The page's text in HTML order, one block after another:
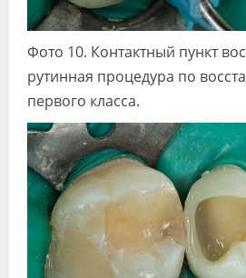
Фото 10. Контактный пункт
рутинная процедура по
первого класса.